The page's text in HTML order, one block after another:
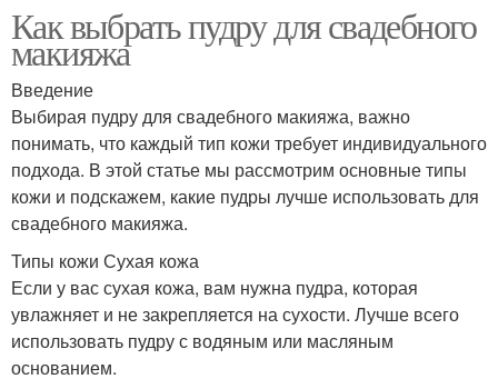
Как выбрать пудру для свадебного
макияжа
Введение
Выбирая пудру для свадебного макияжа, важно
понимать, что каждый тип кожи требует индивидуального
подхода. В этой статье мы рассмотрим основные типы
кожи и подскажем, какие пудры лучше использовать для
свадебного макияжа.
Типы кожи Сухая кожа
Если у вас сухая кожа, вам нужна пудра, которая
увлажняет и не закрепляется на сухости. Лучше всего
использовать пудру с водяным или масляным
основанием.